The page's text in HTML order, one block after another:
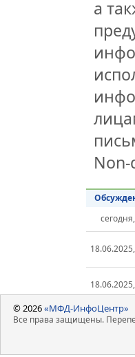
а
Non-
© 2026«МФД-ИнфоЦентр»
Все права защищены.